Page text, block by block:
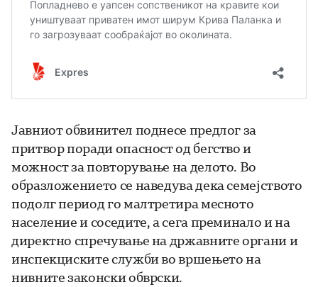
Јавниот обвинител поднесе предлог за
притвор поради опасност од бегство и
можност за повторување на делото. Во
образложението се наведува дека семејството
подолг период го малтретира месното
население и соседите, а сега преминало и на
директно спречување на државните органи и
инспекциските служби во вршењето на
нивните законски обврски.